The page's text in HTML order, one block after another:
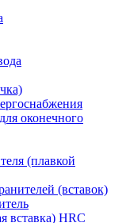
оконечного
(плавкой
(вставок)
вставка) HRC